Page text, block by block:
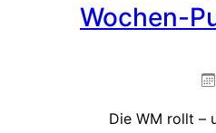
Wochen-
Die WM rollt –